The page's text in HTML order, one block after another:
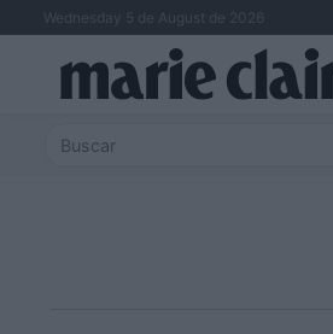
Wednesday 5 de August de 2026